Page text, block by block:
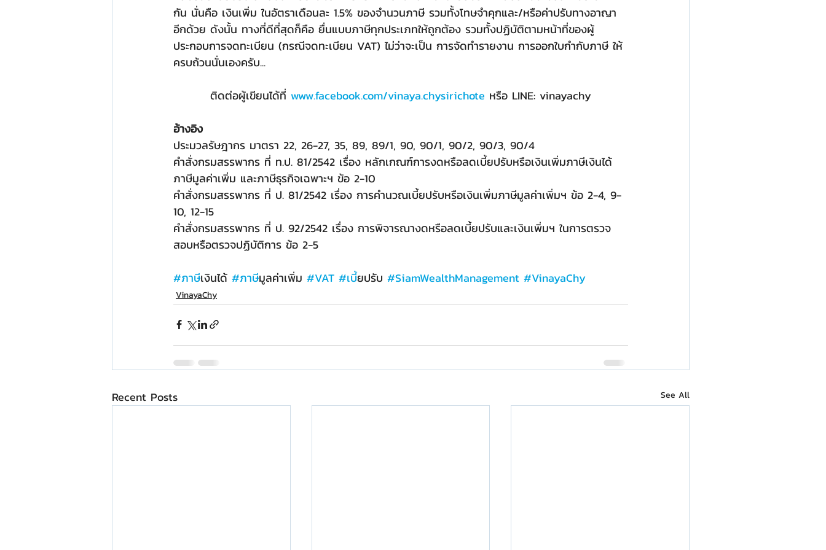
กัน นั่นคือ เงินเพิ่ม ในอัตราเดือนละ 1.5% ของจำนวนภาษี รวมทั้งโทษจำคุกและ/หรือค่าปรับทางอาญา
อีกด้วย ดังนั้น ทางที่ดีที่สุดก็คือ ยื่นแบบภาษีทุกประเภทให้ถูกต้อง รวมทั้งปฏิบัติตามหน้าที่ของผู้
ประกอบการจดทะเบียน (กรณีจดทะเบียน VAT) ไม่ว่าจะเป็น การจัดทำรายงาน การออกใบกำกับภาษี ให้
ครบถ้วนนั่นเองครับ...
ติดต่อผู้เขียนได้ที่ www.facebook.com/vinaya.chysirichote หรือ LINE: vinayachy
อ้างอิง
ประมวลรัษฎากร มาตรา 22, 26-27, 35, 89, 89/1, 90, 90/1, 90/2, 90/3, 90/4
คำสั่งกรมสรรพากร ที่ ท.ป. 81/2542 เรื่อง หลักเกณฑ์การงดหรือลดเบี้ยปรับหรือเงินเพิ่มภาษีเงินได้
ภาษีมูลค่าเพิ่ม และภาษีธุรกิจเฉพาะฯ ข้อ 2-10
คำสั่งกรมสรรพากร ที่ ป. 81/2542 เรื่อง การคำนวณเบี้ยปรับหรือเงินเพิ่มภาษีมูลค่าเพิ่มฯ ข้อ 2-4, 9-
10, 12-15
คำสั่งกรมสรรพากร ที่ ป. 92/2542 เรื่อง การพิจารณางดหรือลดเบี้ยปรับและเงินเพิ่มฯ ในการตรวจ
สอบหรือตรวจปฏิบัติการ ข้อ 2-5
#ภาษีเงินได้ #ภาษีมูลค่าเพิ่ม #VAT #เบี้ยปรับ #SiamWealthManagement #VinayaChy
VinayaChy
Recent Posts See All